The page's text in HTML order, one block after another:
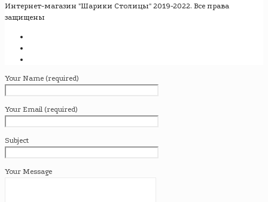
Интернет-магазин "Шарики Столицы" 2019-2022. Все права
защищены
Your Name (required)
Your Email (required)
Subject
Your Message